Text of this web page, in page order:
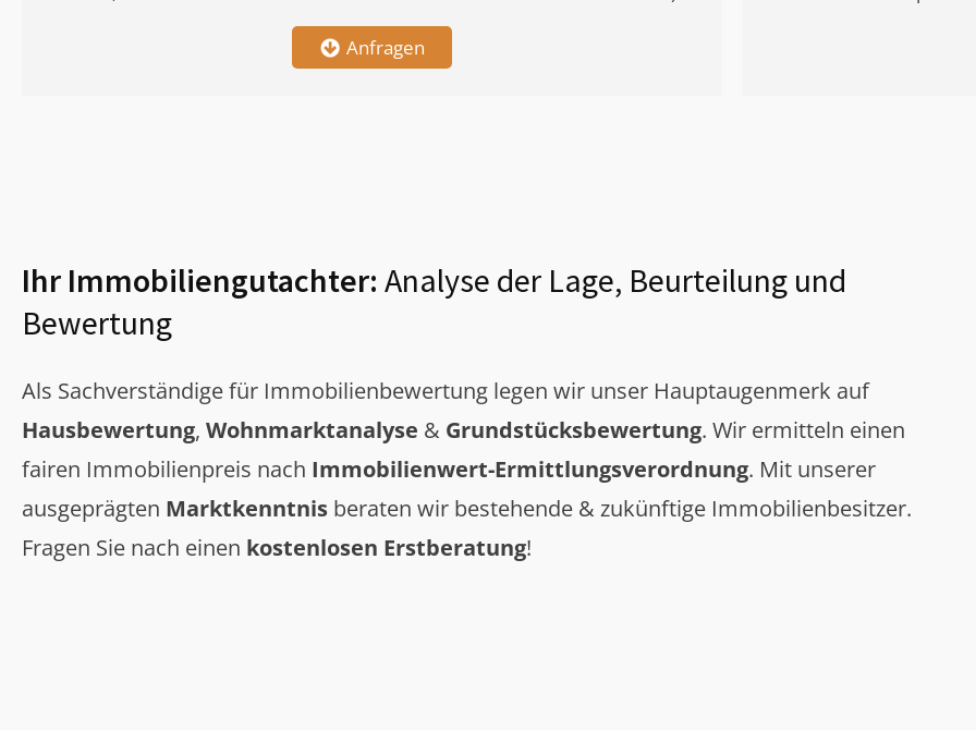
Anfragen
Ihr Immobiliengutachter: Analyse der Lage, Beurteilung und
Bewertung
Als Sachverständige für Immobilienbewertung legen wir unser Hauptaugenmerk auf
Hausbewertung, Wohnmarktanalyse & Grundstücksbewertung. Wir ermitteln einen
fairen Immobilienpreis nach Immobilienwert-Ermittlungsverordnung. Mit unserer
ausgeprägten Marktkenntnis beraten wir bestehende & zukünftige Immobilienbesitzer.
Fragen Sie nach einen kostenlosen Erstberatung!